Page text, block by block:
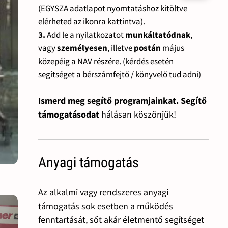
(EGYSZA adatlapot nyomtatáshoz kitöltve
elérheted az ikonra kattintva).
3.Add le a nyilatkozatotmunkáltatódnak,
vagyszemélyesen, illetvepostán május
közepéig a NAV részére. (kérdés esetén
segítséget a bérszámfejtő / könyvelő tud adni)
Ismerd meg segítő programjainkat. Segítő
támogatásodat hálásan köszönjük!
Anyagi támogatás
Az alkalmi vagy rendszeres anyagi
támogatás sok esetben a működés
fenntartását, sőt akár életmentő segítséget